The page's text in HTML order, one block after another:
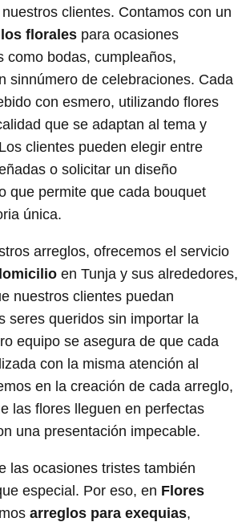
clientes. Contamos con un
florales para ocasiones
como bodas, cumpleaños,
sinnúmero de celebraciones. Cada
con esmero, utilizando flores
que se adaptan al tema y
clientes pueden elegir entre
o solicitar un diseño
que permite que cada bouquet
única.
arreglos, ofrecemos el servicio
en Tunja y sus alrededores,
nuestros clientes puedan
seres queridos sin importar la
equipo se asegura de que cada
con la misma atención al
en la creación de cada arreglo,
las flores lleguen en perfectas
una presentación impecable.
las ocasiones tristes también
especial. Por eso, en Flores
arreglos para exequias,